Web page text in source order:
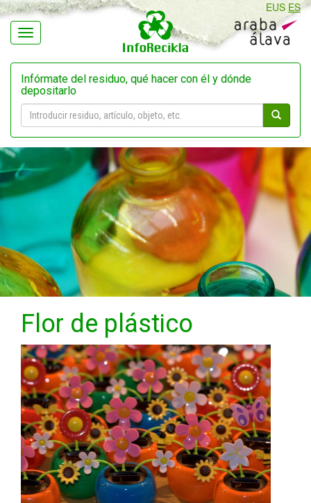
Navegación
EUS ES
Infórmate del residuo, qué hacer con él y dónde
depositarlo
Flor de plástico